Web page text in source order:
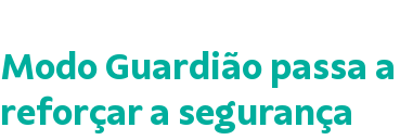
Modo Guardião passa a
reforçar a segurança